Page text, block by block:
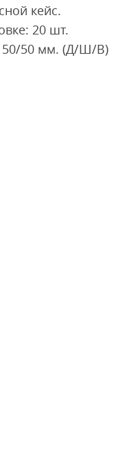
кейс.
20 шт.
50 мм. (Д/Ш/В)